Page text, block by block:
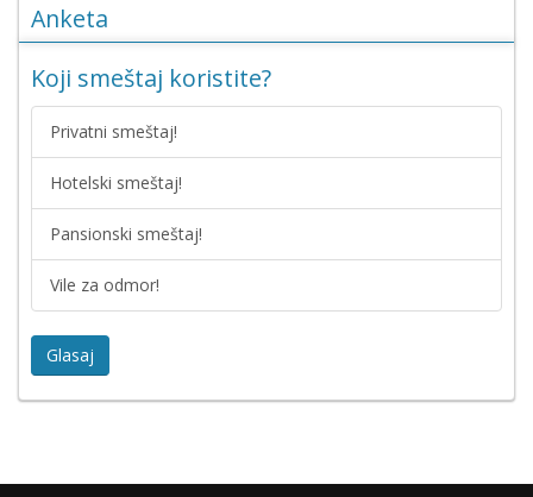
Anketa
Koji smeštaj koristite?
Privatni smeštaj!
Hotelski smeštaj!
Pansionski smeštaj!
Vile za odmor!
Glasaj